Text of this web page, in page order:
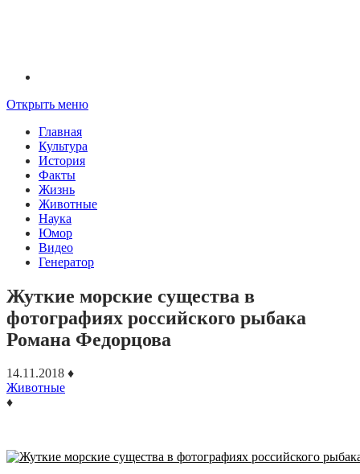
Открыть меню
Главная
Культура
История
Факты
Жизнь
Животные
Наука
Юмор
Видео
Генератор
Жуткие морские существа в
фотографиях российского рыбака
Романа Федорцова
14.11.2018 ♦
Животные
♦